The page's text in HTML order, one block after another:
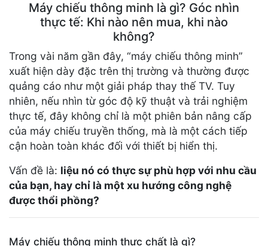
Máy chiếu thông minh là gì? Góc nhìn
thực tế: Khi nào nên mua, khi nào
không?
Trong vài năm gần đây, “máy chiếu thông minh”
xuất hiện dày đặc trên thị trường và thường được
quảng cáo như một giải pháp thay thế TV. Tuy
nhiên, nếu nhìn từ góc độ kỹ thuật và trải nghiệm
thực tế, đây không chỉ là một phiên bản nâng cấp
của máy chiếu truyền thống, mà là một cách tiếp
cận hoàn toàn khác đối với thiết bị hiển thị.
Vấn đề là: liệu nó có thực sự phù hợp với nhu cầu
của bạn, hay chỉ là một xu hướng công nghệ
được thổi phồng?
Máy chiếu thông minh thực chất là gì?